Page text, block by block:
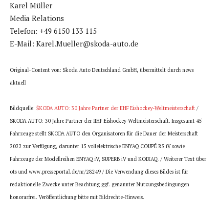
Karel Müller
Media Relations
Telefon: +49 6150 133 115
E-Mail: Karel.Mueller@skoda-auto.de
Original-Content von: Skoda Auto Deutschland GmbH, übermittelt durch news
aktuell
Bildquelle: ŠKODA AUTO: 30 Jahre Partner der IIHF Eishockey-Weltmeisterschaft /
SKODA AUTO: 30 Jahre Partner der IIHF Eishockey-Weltmeisterschaft. Insgesamt 45
Fahrzeuge stellt SKODA AUTO den Organisatoren für die Dauer der Meisterschaft
2022 zur Verfügung, darunter 15 vollelektrische ENYAQ COUPÉ RS iV sowie
Fahrzeuge der Modellreihen ENYAQ iV, SUPERB iV und KODIAQ. / Weiterer Text über
ots und www.presseportal.de/nr/28249 / Die Verwendung dieses Bildes ist für
redaktionelle Zwecke unter Beachtung ggf. genannter Nutzungsbedingungen
honorarfrei. Veröffentlichung bitte mit Bildrechte-Hinweis.